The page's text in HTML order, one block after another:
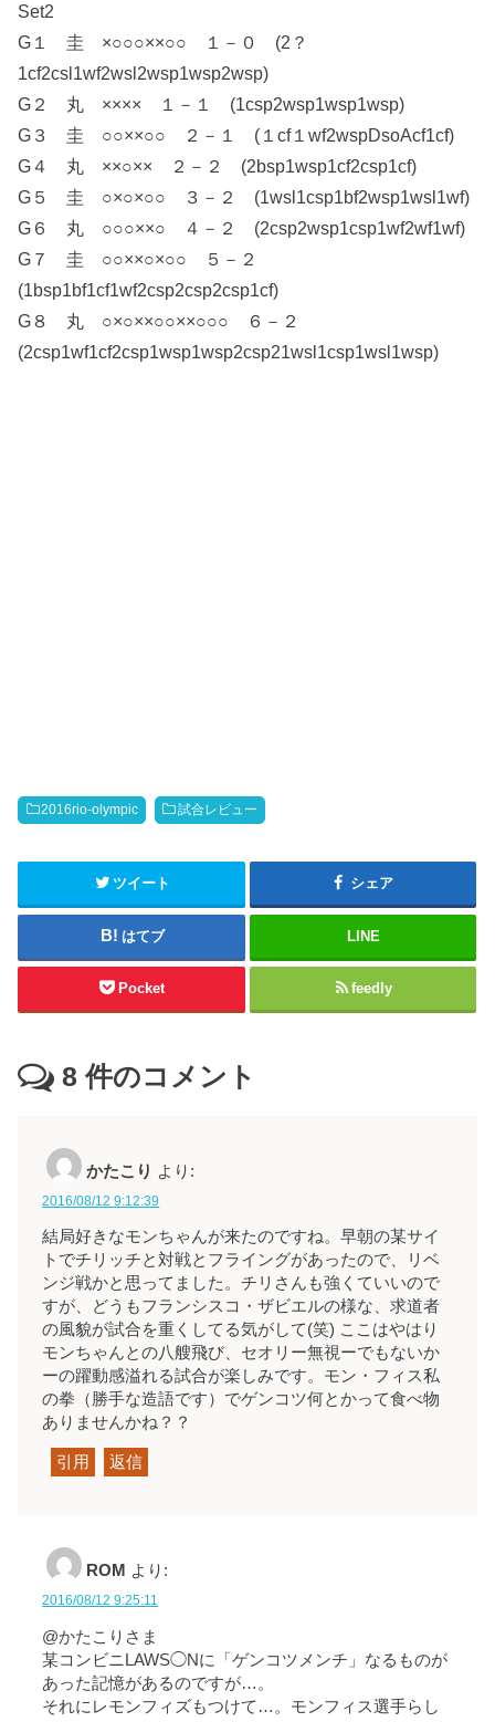
Set2
G１ 圭 ×○○○××○○ １－０ (2？
1cf2csl1wf2wsl2wsp1wsp2wsp)
G２ 丸 ×××× １－１ (1csp2wsp1wsp1wsp)
G３ 圭 ○○××○○ ２－１ (１cf１wf2wspDsoAcf1cf)
G４ 丸 ××○×× ２－２ (2bsp1wsp1cf2csp1cf)
G５ 圭 ○×○×○○ ３－２ (1wsl1csp1bf2wsp1wsl1wf)
G６ 丸 ○○○××○ ４－２ (2csp2wsp1csp1wf2wf1wf)
G７ 圭 ○○××○×○○ ５－２
(1bsp1bf1cf1wf2csp2csp2csp1cf)
G８ 丸 ○×○××○○××○○○ ６－２
(2csp1wf1cf2csp1wsp1wsp2csp21wsl1csp1wsl1wsp)
2016rio-olympic 試合レビュー
ツイート シェア
はてブ LINE
Pocket feedly
8 件のコメント
かたこり より:
2016/08/12 9:12:39
結局好きなモンちゃんが来たのですね。早朝の某サイ
トでチリッチと対戦とフライングがあったので、リベ
ンジ戦かと思ってました。チリさんも強くていいので
すが、どうもフランシスコ・ザビエルの様な、求道者
の風貌が試合を重くしてる気がして(笑) ここはやはり
モンちゃんとの八艘飛び、セオリー無視ーでもないか
ーの躍動感溢れる試合が楽しみです。モン・フィス私
の拳（勝手な造語です）でゲンコツ何とかって食べ物
ありませんかね？？
引用 返信
ROM より:
2016/08/12 9:25:11
@かたこりさま
某コンビニLAWS◯Nに「ゲンコツメンチ」なるものが
あった記憶があるのですが…。
それにレモンフィズもつけて…。モンフィス選手らし